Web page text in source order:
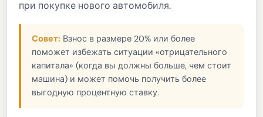
при покупке нового автомобиля.
Совет: Взнос в размере 20% или более
поможет избежать ситуации «отрицательного
капитала» (когда вы должны больше, чем стоит
машина) и может помочь получить более
выгодную процентную ставку.